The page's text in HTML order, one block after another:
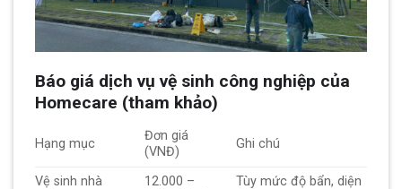
Báo giá dịch vụ vệ sinh công nghiệp của
Homecare (tham khảo)
Hạng mục
Đơn giá
(VNĐ)
Ghi chú
Vệ sinh nhà
12.000 –
Tùy mức độ bẩn, diện